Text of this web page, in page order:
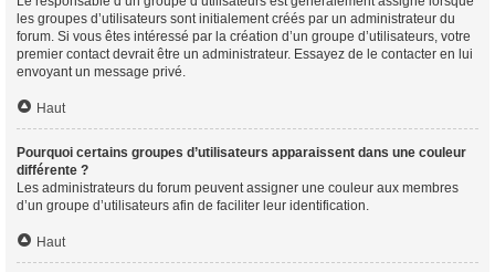
les groupes d’utilisateurs sont initialement créés par un administrateur du
forum. Si vous êtes intéressé par la création d’un groupe d’utilisateurs, votre
premier contact devrait être un administrateur. Essayez de le contacter en lui
envoyant un message privé.
Haut
Pourquoi certains groupes d’utilisateurs apparaissent dans une couleur
différente ?
Les administrateurs du forum peuvent assigner une couleur aux membres
d’un groupe d’utilisateurs afin de faciliter leur identification.
Haut